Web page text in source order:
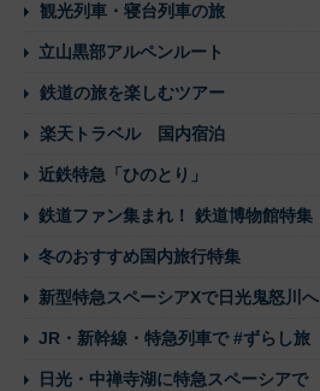
観光列車・寝台列車の旅
立山黒部アルペンルート
鉄道の旅を楽しむツアー
楽天トラベル 国内宿泊
近鉄特急「ひのとり」
鉄道ファン集まれ！ 鉄道博物館特集
冬のおすすめ国内旅行特集
新型特急スペーシアXで日光鬼怒川へ
JR・新幹線・特急列車で #ずらし旅
日光・中禅寺湖に特急スペーシアで